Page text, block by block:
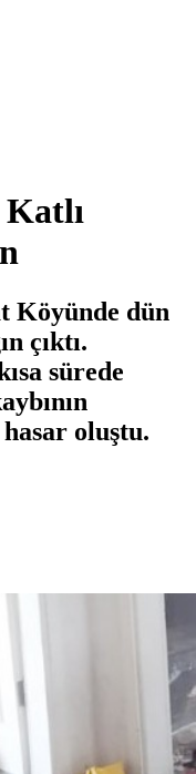
Köyünde dün
çıktı.
sürede
hasar oluştu.